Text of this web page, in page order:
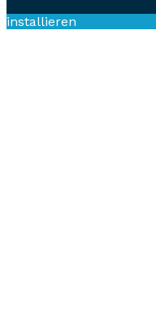
installieren